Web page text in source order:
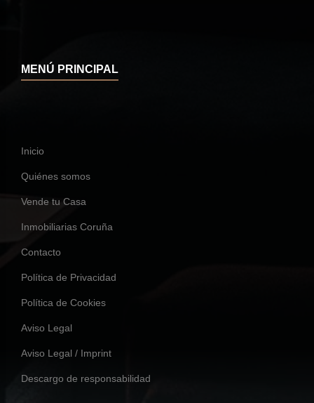
MENÚ PRINCIPAL
Inicio
Quiénes somos
Vende tu Casa
Inmobiliarias Coruña
Contacto
Política de Privacidad
Política de Cookies
Aviso Legal
Aviso Legal / Imprint
Descargo de responsabilidad